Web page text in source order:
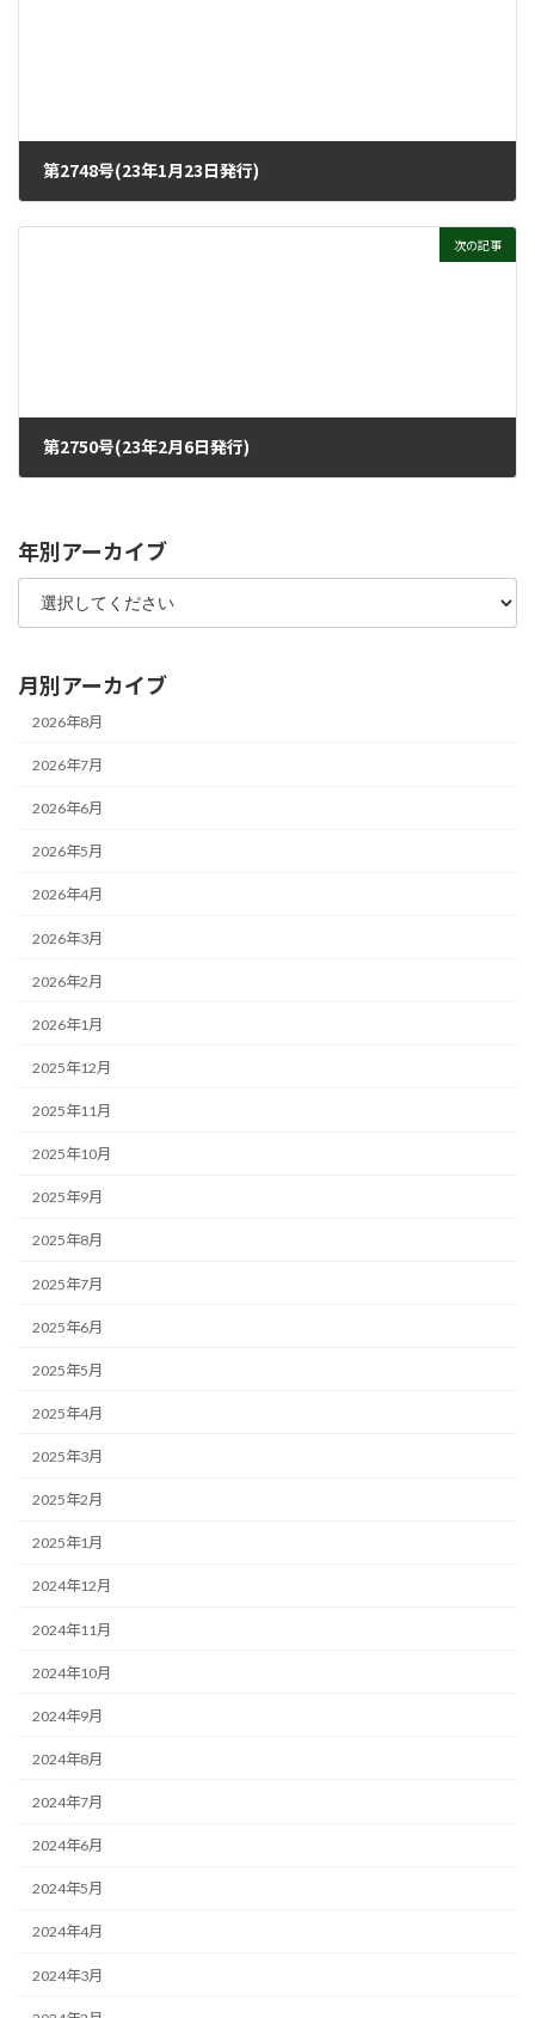
第2748号(23年1月23日発行)
次の記事
第2750号(23年2月6日発行)
年別アーカイブ
月別アーカイブ
2026年8月
2026年7月
2026年6月
2026年5月
2026年4月
2026年3月
2026年2月
2026年1月
2025年12月
2025年11月
2025年10月
2025年9月
2025年8月
2025年7月
2025年6月
2025年5月
2025年4月
2025年3月
2025年2月
2025年1月
2024年12月
2024年11月
2024年10月
2024年9月
2024年8月
2024年7月
2024年6月
2024年5月
2024年4月
2024年3月